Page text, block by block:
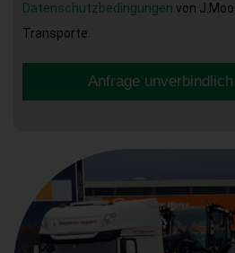
Datenschutzbedingungen von
Transporte.
Anfrage